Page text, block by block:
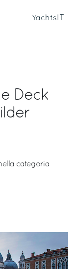
Yachts
Deck
categoria